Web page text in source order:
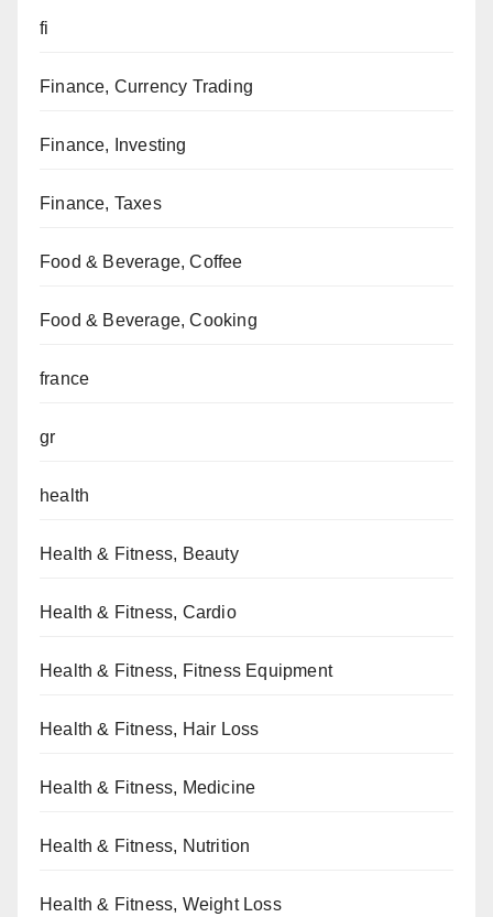
fi
Finance, Currency Trading
Finance, Investing
Finance, Taxes
Food & Beverage, Coffee
Food & Beverage, Cooking
france
gr
health
Health & Fitness, Beauty
Health & Fitness, Cardio
Health & Fitness, Fitness Equipment
Health & Fitness, Hair Loss
Health & Fitness, Medicine
Health & Fitness, Nutrition
Health & Fitness, Weight Loss